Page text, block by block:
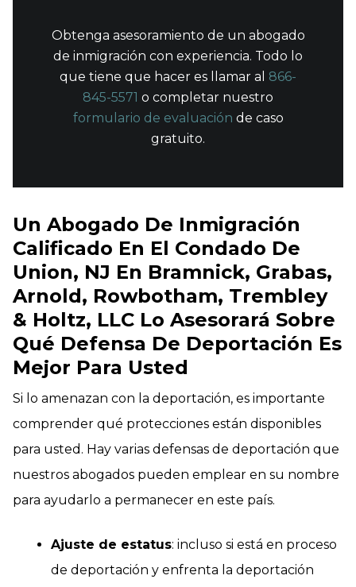
Obtenga asesoramiento de un abogado
de inmigración con experiencia. Todo lo
que tiene que hacer es llamar al 866-
845-5571 o completar nuestro
formulario de evaluación de caso
gratuito.
Un Abogado De Inmigración
Calificado En El Condado De
Union, NJ En Bramnick, Grabas,
Arnold, Rowbotham, Trembley
& Holtz, LLC Lo Asesorará Sobre
Qué Defensa De Deportación Es
Mejor Para Usted
Si lo amenazan con la deportación, es importante
comprender qué protecciones están disponibles
para usted. Hay varias defensas de deportación que
nuestros abogados pueden emplear en su nombre
para ayudarlo a permanecer en este país.
Ajuste de estatus: incluso si está en proceso
de deportación y enfrenta la deportación